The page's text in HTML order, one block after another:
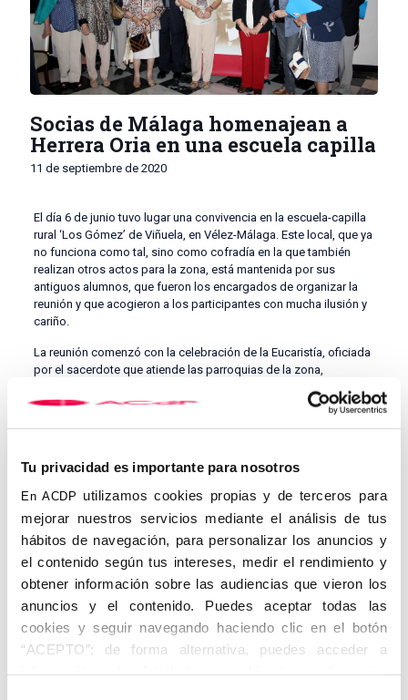
Tu privacidad es importante para nosotros
En ACDP utilizamos cookies propias y de terceros para
mejorar nuestros servicios mediante el análisis de tus
hábitos de navegación, para personalizar los anuncios y
el contenido según tus intereses, medir el rendimiento y
obtener información sobre las audiencias que vieron los
anuncios y el contenido. Puedes aceptar todas las
cookies y seguir navegando haciendo clic en el botón
“ACEPTO”; de forma alternativa, puedes acceder a
información más detallada y cambiar tus preferencias
Socias de Málaga homenajean a
Herrera Oria en una escuela capilla
11 de septiembre de 2020
El día 6 de junio tuvo lugar una convivencia en la escuela-capilla
rural ‘Los Gómez’ de Viñuela, en Vélez-Málaga. Este local, que ya
no funciona como tal, sino como cofradía en la que también
realizan otros actos para la zona, está mantenida por sus
antiguos alumnos, que fueron los encargados de organizar la
reunión y que acogieron a los participantes con mucha ilusión y
cariño.
La reunión comenzó con la celebración de la Eucaristía, oficiada
por el sacerdote que atiende las parroquias de la zona,
hizo cargo de los cantos, las ofrendas y las peticiones, dando
animando a todos “a sentir el deseo de amar más a Cristo, que
se entrego por nosotros por amor”.
Al terminar la Eucaristía, por una parte, se hizo entrega a la
alumna encargada de la escuela-capilla rural de un retrato de
Don Ángel como recuerdo de esta celebración y de la iniciativa
que puso en marcha como cardenal obispo de Málaga; y por
otro lado, se rindió un emotivo homenaje a la maestra rural
Maruja González, que ejerció su magisterio durante un tiempo en
esa capilla, siendo obsequiada con una entrañable semblanza y
con varios regalos.
Concluido el acto, tuvo lugar una comida de confraternización